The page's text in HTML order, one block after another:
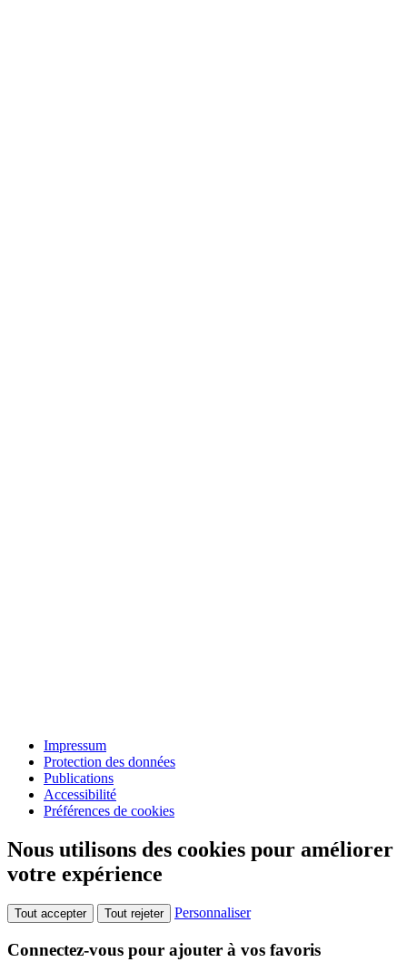
Impressum
Protection des données
Publications
Accessibilité
Préférences de cookies
Nous utilisons des cookies pour améliorer
votre expérience
Tout accepter Tout rejeter Personnaliser
Connectez-vous pour ajouter à vos favoris